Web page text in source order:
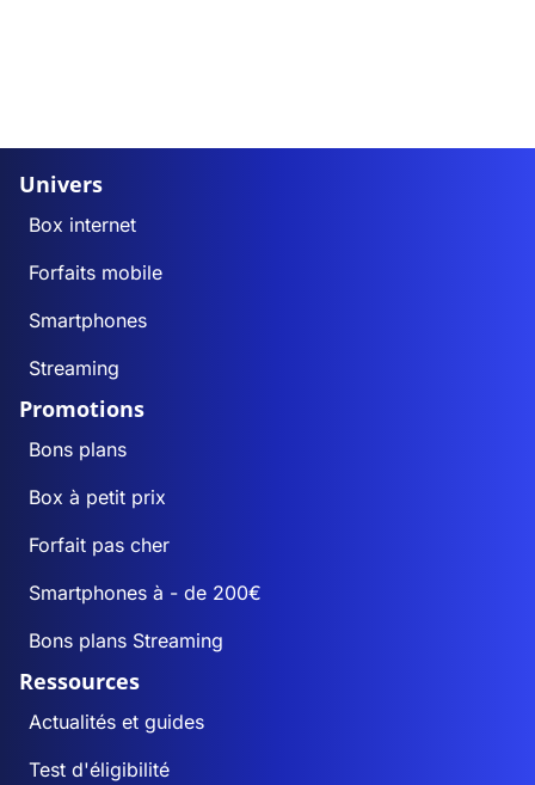
Univers
Box internet
Forfaits mobile
Smartphones
Streaming
Promotions
Bons plans
Box à petit prix
Forfait pas cher
Smartphones à - de 200€
Bons plans Streaming
Ressources
Actualités et guides
Test d'éligibilité